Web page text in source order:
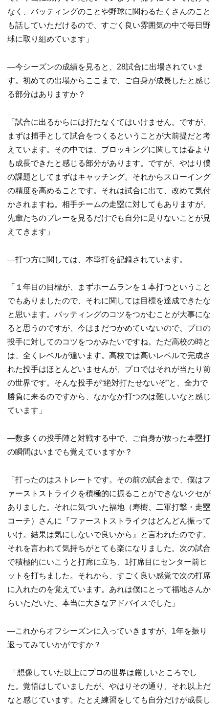
なく、バッティングのことや野球に関わるたくさんのこと
も話していただけるので、すごく良い雰囲気の中で毎日野
球に取り組めています」
―今シーズンの成績を見ると、28試合に出場されていま
す。初めての出場からここまで、ご自身が成長したと感じ
る部分はありますか？
「試合に出るからには打たなくてはいけません。ですが、
まずは捕手として試合をつくるということが大前提だと考
えています。その中では、ブロッキングに関しては春より
も成長できたと感じる部分があります。ですが、やはり僕
の課題としてまずはキャッチング。それからスローイング
の精度を高めることです。それは試合に出て、改めて気付
かされますね。相手チームの走塁に対してもありますが、
先輩たちのプレーを見るだけでも自分に足りないことが見
えてきます」
―打つ方に関しては、本塁打を記録されています。
「１年目の目標が、まずホームランを１本打つということ
でもありましたので、それに関しては目標を達成できたな
と思います。バッティングのコツをつかむことが大事にな
ると思うのですが、今はまだつかめていないので、プロの
投手に対してのコツをつかみたいですね。ただ高校の時と
は、全くレベルが違います。高校では高いレベルで完成さ
れた投手はほとんどいませんが、プロではそれが当たり前
の世界です。そんな投手が“絶対打たせないぞ”と、全力で
勝負に来るのですから、なかなか打つのは難しいなと感じ
ています」
―数多くの投手陣と対戦する中で、ご自身が放った本塁打
の瞬間はいまでも覚えていますか？
「打ったのはストレートです。その前の試合まで、僕はフ
ァーストストライクを積極的に振ることができないクセが
ありました。それに気づいた福地（寿樹、二軍打撃・走塁
コーチ）さんに『ファーストストライクはどんどん振って
いけ。結果は気にしないで良いから』と言われたのです。
それを言われて気持ちがとても楽になりました。次の試合
で積極的にいこうと打席に立ち、1打席目にセンター前ヒ
ットを打ちました。それから、すごく良い感覚で次の打席
に入れたのを覚えています。あれは僕にとって福地さんか
らいただいた、本当に大きなアドバイスでした」
―これからオフシーズンに入っていきますが、1年を振り
返ってみていかがですか？
「想像していた以上にプロの世界は厳しいところでし
た。覚悟はしていましたが、やはりその通り、それ以上だ
なと感じています。たとえ練習をしても自分だけが成長し